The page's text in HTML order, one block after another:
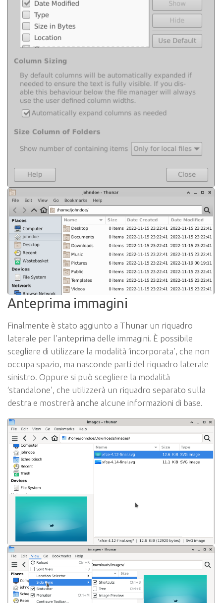
Anteprima immagini
Finalmente è stato aggiunto a Thunar un riquadro
laterale per l’anteprima delle immagini. È possibile
scegliere di utilizzare la modalità ‘incorporata’, che non
occupa spazio, ma nasconde parti del riquadro laterale
sinistro. Oppure si può scegliere la modalità
‘standalone’, che utilizzerà un riquadro separato sulla
destra e mostrerà anche alcune informazioni di base.